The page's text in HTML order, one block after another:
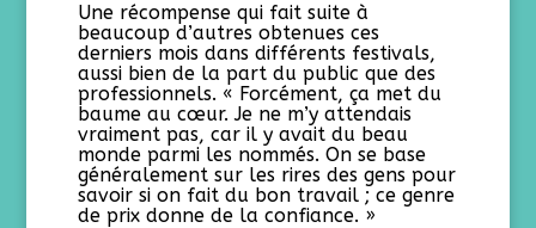
Une récompense qui fait suite à
beaucoup d’autres obtenues ces
derniers mois dans différents festivals,
aussi bien de la part du public que des
professionnels. « Forcément, ça met du
baume au cœur. Je ne m’y attendais
vraiment pas, car il y avait du beau
monde parmi les nommés. On se base
généralement sur les rires des gens pour
savoir si on fait du bon travail ; ce genre
de prix donne de la confiance. »